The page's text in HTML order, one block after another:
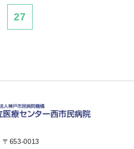
27
〒653-0013